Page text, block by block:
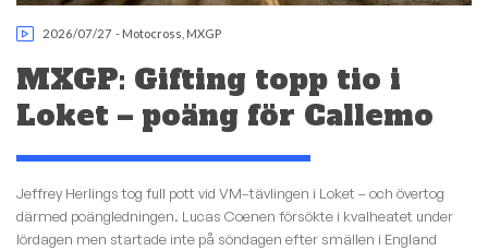
2026/07/27 - Motocross MXGP
MXGP: Gifting topp tio i
Loket – poäng för Callemo
Jeffrey Herlings tog full pott vid VM–tävlingen i Loket – och övertog
därmed poängledningen. Lucas Coenen försökte i kvalheatet under
lördagen men startade inte på söndagen efter smällen i England